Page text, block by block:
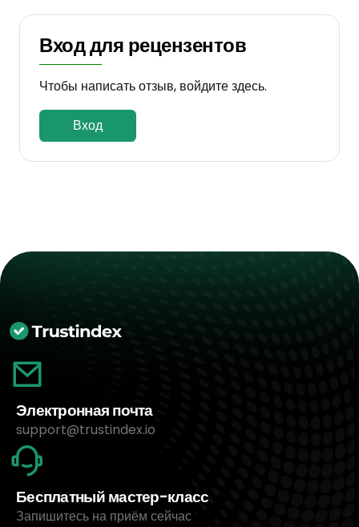
Вход для рецензентов
Чтобы написать отзыв, войдите здесь.
Вход
Электронная почта
support@trustindex.io
Бесплатный мастер-класс
Запишитесь на приём сейчас